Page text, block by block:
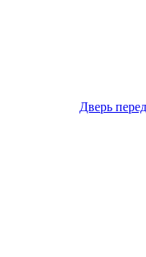
Дверь